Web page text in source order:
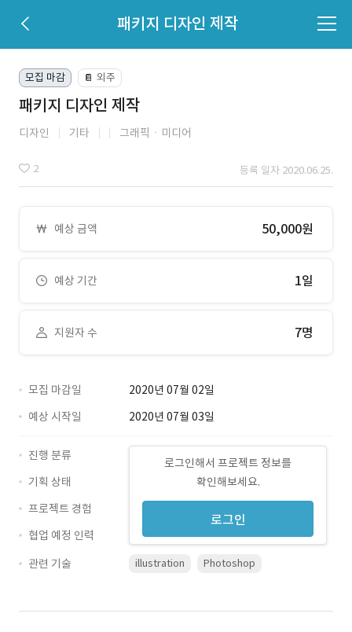
패키지 디자인 제작
모집 마감 📔 외주
패키지 디자인 제작
디자인 기타 그래픽ㆍ미디어
2 등록 일자 2020.06.25.
예상 금액 50,000원
예상 기간 1일
지원자 수 7명
모집 마감일
2020년 07월 02일
예상 시작일
2020년 07월 03일
로그인해서 프로젝트 정보를
확인해보세요.
로그인
진행 분류
기획 상태
프로젝트 경험
협업 예정 인력
관련 기술
illustration Photoshop